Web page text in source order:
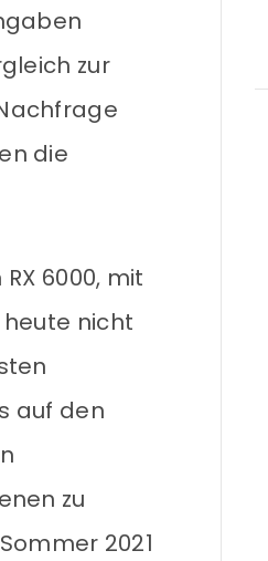
zur
die
6000, mit
nicht
auf den
zu
2021